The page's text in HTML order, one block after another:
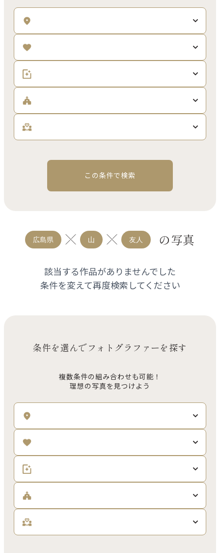
この条件で検索
広島県 山 友人 の写真
該当する作品がありませんでした
条件を変えて再度検索してください
条件を選んでフォトグラファーを探す
複数条件の組み合わせも可能！
理想の写真を見つけよう